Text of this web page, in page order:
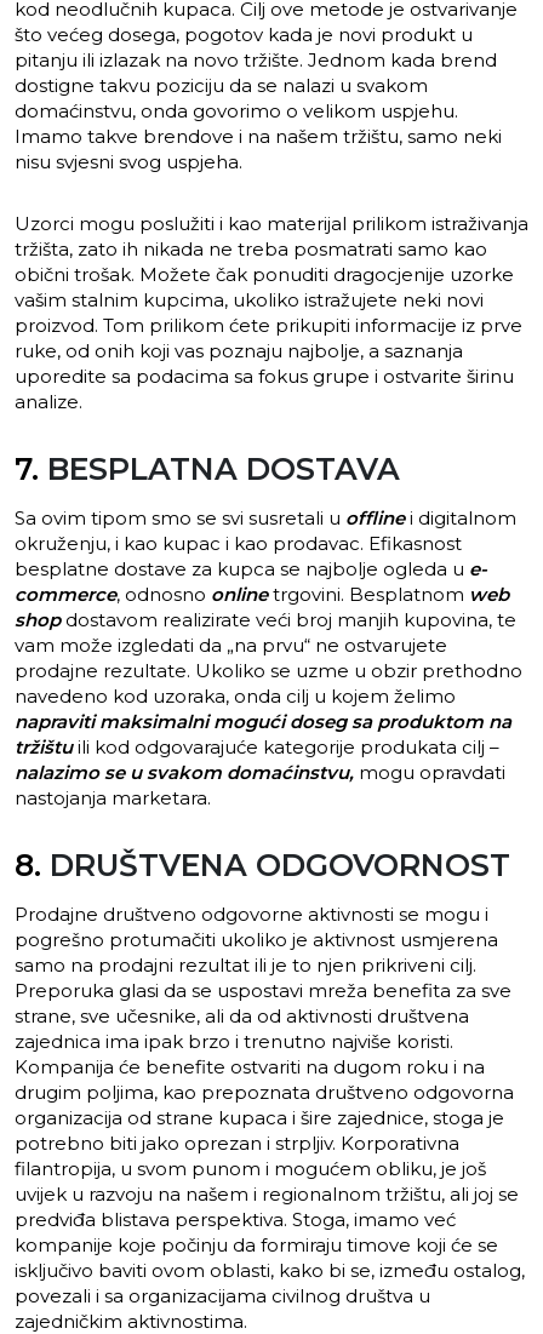
kod neodlučnih kupaca. Cilj ove metode je ostvarivanje
što većeg dosega, pogotov kada je novi produkt u
pitanju ili izlazak na novo tržište. Jednom kada brend
dostigne takvu poziciju da se nalazi u svakom
domaćinstvu, onda govorimo o velikom uspjehu.
Imamo takve brendove i na našem tržištu, samo neki
nisu svjesni svog uspjeha.
Uzorci mogu poslužiti i kao materijal prilikom istraživanja
tržišta, zato ih nikada ne treba posmatrati samo kao
obični trošak. Možete čak ponuditi dragocjenije uzorke
vašim stalnim kupcima, ukoliko istražujete neki novi
proizvod. Tom prilikom ćete prikupiti informacije iz prve
ruke, od onih koji vas poznaju najbolje, a saznanja
uporedite sa podacima sa fokus grupe i ostvarite širinu
analize.
7. BESPLATNA DOSTAVA
Sa ovim tipom smo se svi susretali u offlinei digitalnom
okruženju, i kao kupac i kao prodavac. Efikasnost
besplatne dostave za kupca se najbolje ogleda u e-
commerce, odnosno onlinetrgovini. Besplatnom web
shopdostavom realizirate veći broj manjih kupovina, te
vam može izgledati da „na prvu“ ne ostvarujete
prodajne rezultate. Ukoliko se uzme u obzir prethodno
navedeno kod uzoraka, onda cilj u kojem želimo
napraviti maksimalni mogući doseg sa produktom na
tržištuili kod odgovarajuće kategorije produkata cilj –
nalazimo se u svakom domaćinstvu, mogu opravdati
nastojanja marketara.
8. DRUŠTVENA ODGOVORNOST
Prodajne društveno odgovorne aktivnosti se mogu i
pogrešno protumačiti ukoliko je aktivnost usmjerena
samo na prodajni rezultat ili je to njen prikriveni cilj.
Preporuka glasi da se uspostavi mreža benefita za sve
strane, sve učesnike, ali da od aktivnosti društvena
zajednica ima ipak brzo i trenutno najviše koristi.
Kompanija će benefite ostvariti na dugom roku i na
drugim poljima, kao prepoznata društveno odgovorna
organizacija od strane kupaca i šire zajednice, stoga je
potrebno biti jako oprezan i strpljiv. Korporativna
filantropija, u svom punom i mogućem obliku, je još
uvijek u razvoju na našem i regionalnom tržištu, ali joj se
predviđa blistava perspektiva. Stoga, imamo već
kompanije koje počinju da formiraju timove koji će se
isključivo baviti ovom oblasti, kako bi se, između ostalog,
povezali i sa organizacijama civilnog društva u
zajedničkim aktivnostima.